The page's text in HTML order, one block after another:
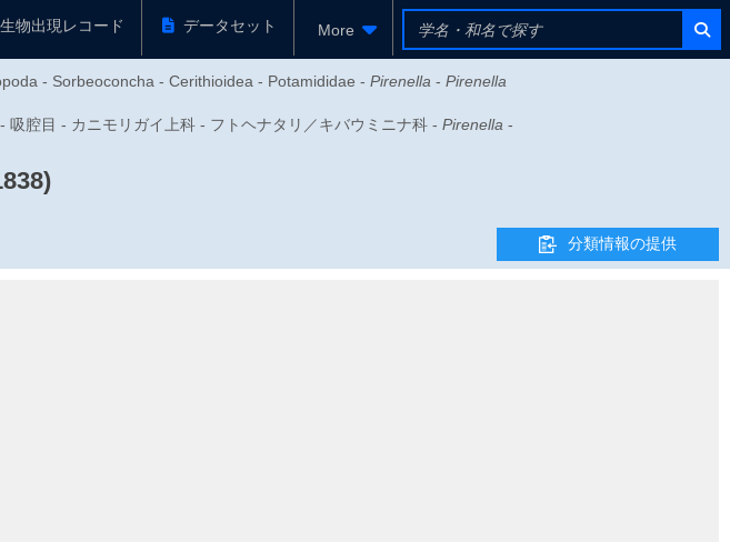
生物出現レコード データセット More
- Sorbeoconcha - Cerithioidea - Potamididae - Pirenella - Pirenella
腔目 - カニモリガイ上科 - フトヘナタリ／キバウミニナ科 - Pirenella -
分類情報の提供